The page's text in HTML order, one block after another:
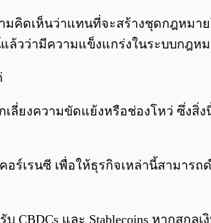
มคิดเห็นว่าแทนที่จะสร้างชุดกฎหมา
วว่ามีความแข็งแกร่งในระบบกฎห
ลี่ยงความขัดแย้งหรือช่องโหว่ ซึ่ง
เรนซี เพื่อให้ธุรกิจเหล่านี้สามารถ
และ Stablecoins หากสกุ